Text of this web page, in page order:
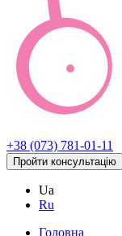
+38 (073) 781-01-11
Пройти консультацію
Ua
Ru
Головна